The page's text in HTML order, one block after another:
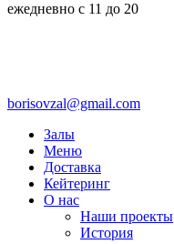
ежедневно с 11 до 20
borisovzal@gmail.com
Залы
Меню
Доставка
Кейтеринг
О нас
Наши проекты
История